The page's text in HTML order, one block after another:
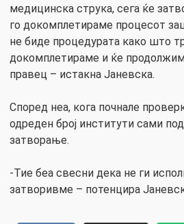
медицинска струка, сега ќе
го докомплетираме процесот
не биде процедурата како што
докомплетираме и ќе
правец – истакна Јаневска.
Според неа, кога почнале
одреден број институти сами
затворање.
-Тие беа свесни дека не ги
затворивме – потенцира